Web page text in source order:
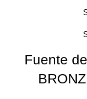
Fuente